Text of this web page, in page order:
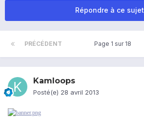
Répondre à ce sujet
PRÉCÉDENT Page 1 sur 18
Kamloops
Posté(e) 28 avril 2013